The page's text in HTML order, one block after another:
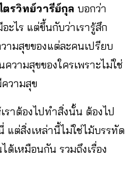
รวิทย์วารีย์กุล บอกว่า
ะไร แต่ขึ้นกับว่าเรารู้สึก
ามสุขของแต่ละคนเปรียบ
วามสุขของใครเพราะไม่ใช่
วามสุข
ราต้องไปทำสิ่งนั้น ต้องไป
ต่สิ่งเหล่านี้ไม่ใช่ไม้บรรทัด
เหมือนกัน รวมถึงเรื่อง